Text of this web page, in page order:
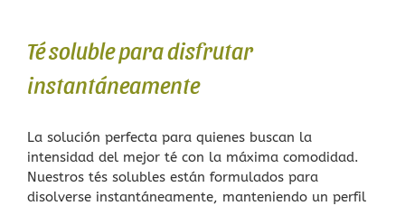
Té soluble para disfrutar
instantáneamente
La solución perfecta para quienes buscan la
intensidad del mejor té con la máxima comodidad.
Nuestros tés solubles están formulados para
disolverse instantáneamente, manteniendo un perfil